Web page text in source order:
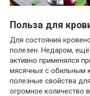
Польза для
Для состояния
полезен. Недаром, ещё
активно применялся
мясячных с обильным
полезные свойства
огромное количество